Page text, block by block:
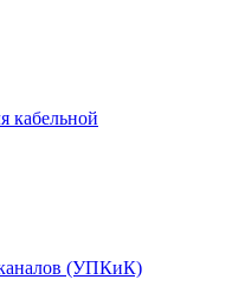
кабельной
каналов (УПКиК)